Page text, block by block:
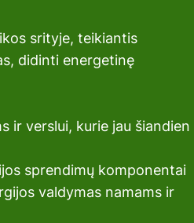
srityje, teikiantis
didinti energetinę
ir verslui, kurie jau šiandien
sprendimų komponentai
valdymas namams ir